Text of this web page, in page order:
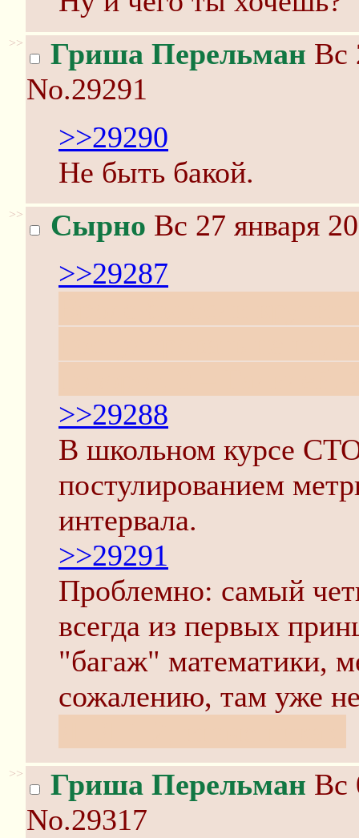
>> Гриша Перельман Вс
No.29291
>>29290
Не быть бакой.
>> Сырно Вс 27 января
>>29287
>>29288
В школьном курсе
постулированием
интервала.
>>29291
Проблемно: самый
всегда из первых
"багаж" математики,
сожалению, там уже
>> Гриша Перельман Вс
No.29317